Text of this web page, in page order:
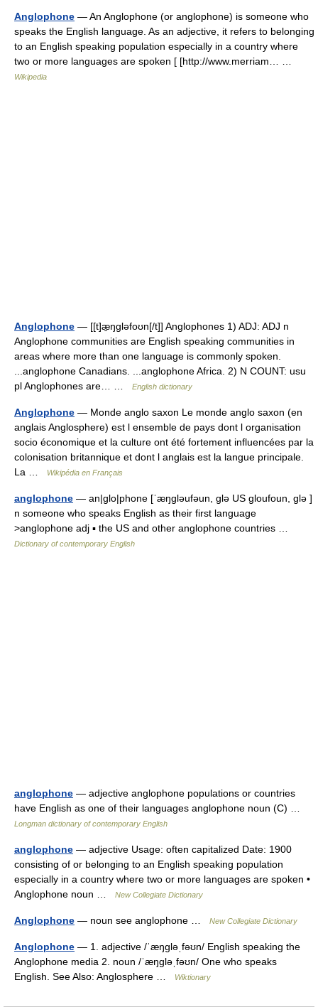
Anglophone — An Anglophone (or anglophone) is someone who
speaks the English language. As an adjective, it refers to belonging
to an English speaking population especially in a country where
two or more languages are spoken [ [http://www.merriam… …
Wikipedia
Anglophone — [[t]æ̱ŋgləfoʊn[/t]] Anglophones 1) ADJ: ADJ n
Anglophone communities are English speaking communities in
areas where more than one language is commonly spoken.
...anglophone Canadians. ...anglophone Africa. 2) N COUNT: usu
pl Anglophones are… …
English dictionary
Anglophone — Monde anglo saxon Le monde anglo saxon (en
anglais Anglosphere) est l ensemble de pays dont l organisation
socio économique et la culture ont été fortement influencées par la
colonisation britannique et dont l anglais est la langue principale.
La …
Wikipédia en Français
anglophone — an|glo|phone [ˈæŋgləufəun, glə US gloufoun, glə ]
n someone who speaks English as their first language
>anglophone adj ▪ the US and other anglophone countries …
Dictionary of contemporary English
anglophone — adjective anglophone populations or countries
have English as one of their languages anglophone noun (C) …
Longman dictionary of contemporary English
anglophone — adjective Usage: often capitalized Date: 1900
consisting of or belonging to an English speaking population
especially in a country where two or more languages are spoken •
Anglophone noun …
New Collegiate Dictionary
Anglophone — noun see anglophone … New Collegiate Dictionary
Anglophone — 1. adjective /ˈæŋɡləˌfəʊn/ English speaking the
Anglophone media 2. noun /ˈæŋɡləˌfəʊn/ One who speaks
English. See Also: Anglosphere …
Wiktionary